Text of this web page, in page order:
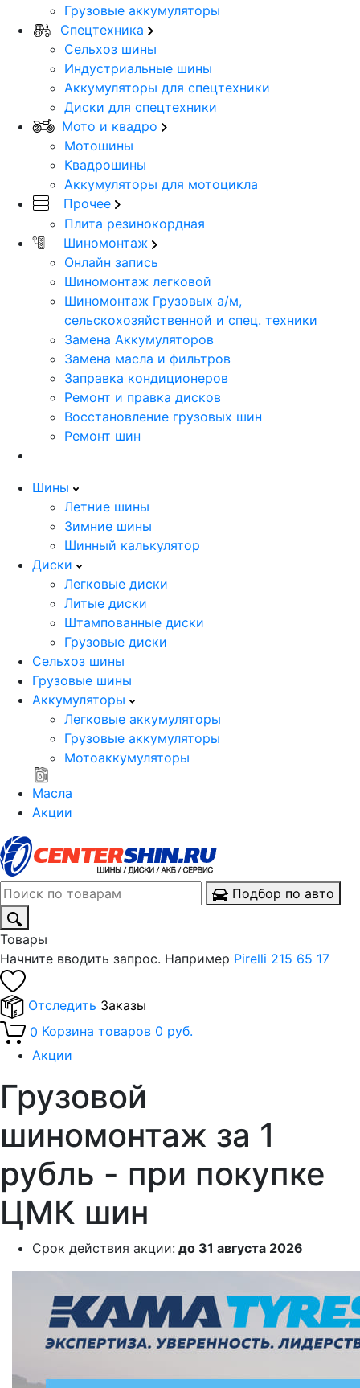
Грузовые аккумуляторы
Спецтехника
Сельхоз шины
Индустриальные шины
Аккумуляторы для спецтехники
Диски для спецтехники
Мото и квадро
Мотошины
Квадрошины
Аккумуляторы для мотоцикла
Прочее
Плита резинокордная
Шиномонтаж
Онлайн запись
Шиномонтаж легковой
Шиномонтаж Грузовых а/м,
сельскохозяйственной и спец. техники
Замена Аккумуляторов
Замена масла и фильтров
Заправка кондиционеров
Ремонт и правка дисков
Восстановление грузовых шин
Ремонт шин
Шины
Летние шины
Зимние шины
Шинный калькулятор
Диски
Легковые диски
Литые диски
Штампованные диски
Грузовые диски
Сельхоз шины
Грузовые шины
Аккумуляторы
Легковые аккумуляторы
Грузовые аккумуляторы
Мотоаккумуляторы
Масла
Акции
Подбор по авто
Товары
Начните вводить запрос. Например Pirelli 215 65 17
Отследить Заказы
0 Корзина товаров 0 руб.
Акции
Грузовой
шиномонтаж за 1
рубль - при покупке
ЦМК шин
Срок действия акции: до 31 августа 2026